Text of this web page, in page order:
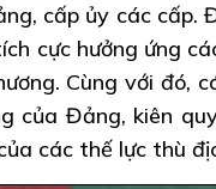
cấp ủy các cấp.
cực hưởng ứng
Cùng với đó,
của Đảng, kiên
các thế lực thù